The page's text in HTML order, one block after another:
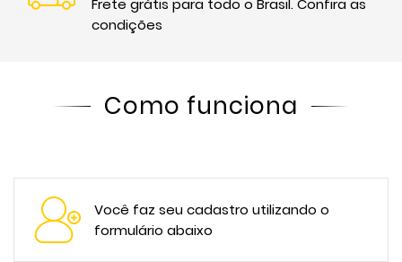
Frete grátis para todo o Brasil. Confira as
condições
Como funciona
Você faz seu cadastro utilizando o
formulário abaixo